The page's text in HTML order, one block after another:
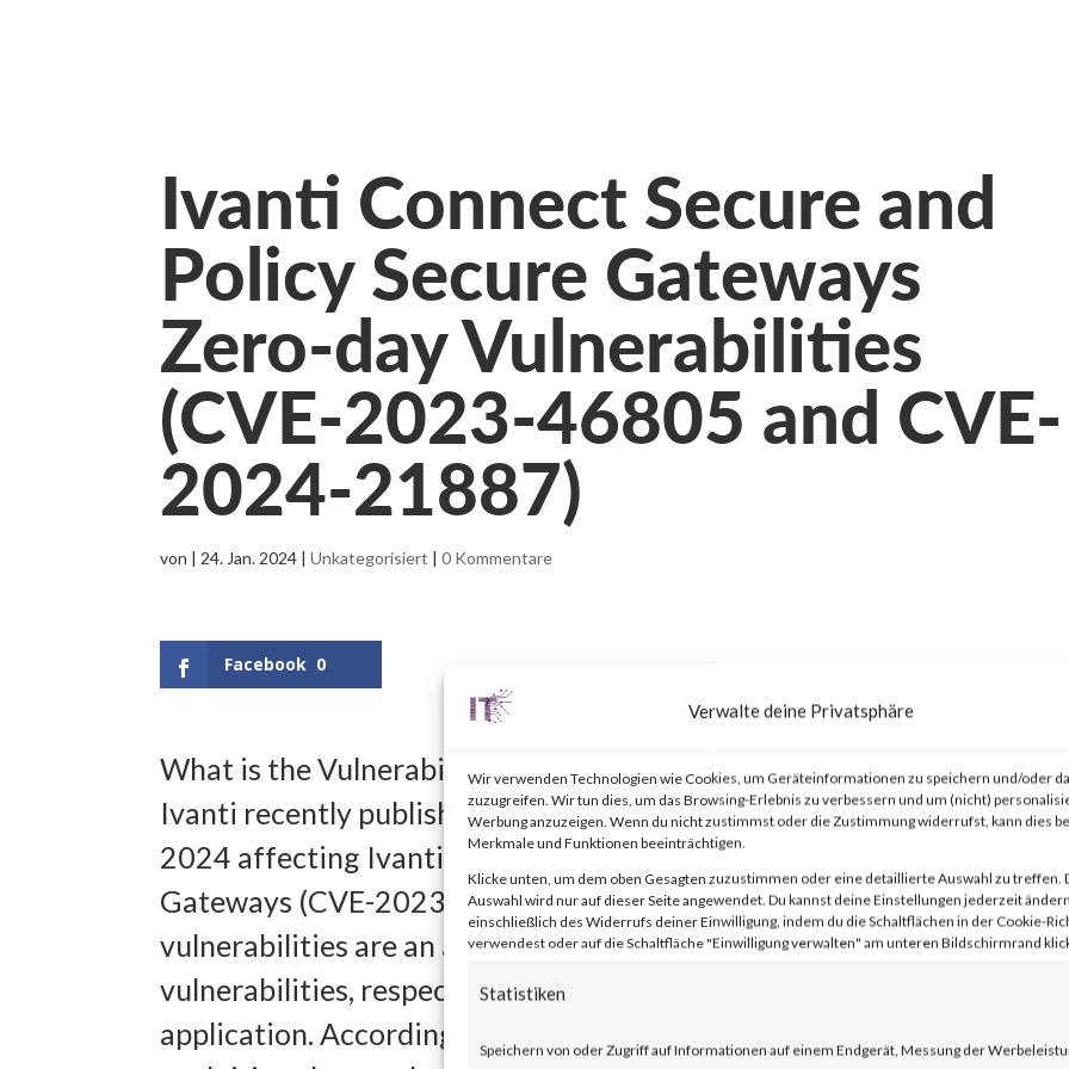
Verwalte deine Privatsphäre
Wir verwenden Technologien wie Cookies, um Geräteinformationen zu speichern und/oder
zuzugreifen. Wir tun dies, um das Browsing-Erlebnis zu verbessern und um (nicht)
Werbung anzuzeigen. Wenn du nicht zustimmst oder die Zustimmung widerrufst, kann dies
Merkmale und Funktionen beeinträchtigen.
Klicke unten, um dem oben Gesagten zuzustimmen oder eine detaillierte Auswahl zu treffen.
Auswahl wird nur auf dieser Seite angewendet. Du kannst deine Einstellungen jederzeit
einschließlich des Widerrufs deiner Einwilligung, indem du die Schaltflächen in der Cookie-
verwendest oder auf die Schaltfläche "Einwilligung verwalten" am unteren Bildschirmrand
Statistiken
Speichern von oder Zugriff auf Informationen auf einem Endgerät, Messung der
Ivanti Connect Secure and
Policy Secure Gateways
Zero-day Vulnerabilities
(CVE-2023-46805 and CVE-
2024-21887)
von | 24. Jan. 2024 |Unkategorisiert |0 Kommentare
Facebook 0
What is the Vulnerability?
Ivanti recently published an advisory on two vulnerabilities on Jan
2024 affecting Ivanti Connect Secure (ICS) and Ivanti Policy Secure
Gateways (CVE-2023-46805 and CVE-2024-21887). The
vulnerabilities are an authentication bypass and command injection
vulnerabilities, respectively in the web component of affected
application. According to the vendor advisory, when chained together,